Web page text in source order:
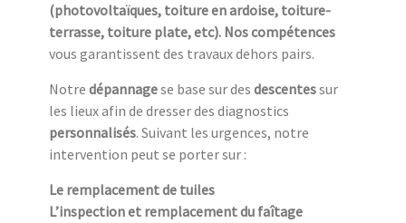
(photovoltaïques, toiture en ardoise, toiture-
terrasse, toiture plate, etc). Nos compétences
vous garantissent des travaux dehors pairs.
Notre dépannagese base sur des descentessur
les lieux afin de dresser des diagnostics
personnalisés. Suivant les urgences, notre
intervention peut se porter sur :
Le remplacement de tuiles
L’inspection et remplacement du faîtage